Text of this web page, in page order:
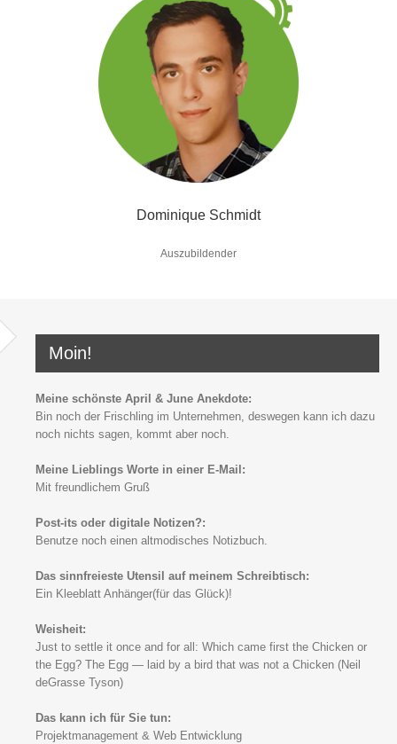
Dominique Schmidt
Auszubildender
Moin!
Meine schönste April & June Anekdote:
Bin noch der Frischling im Unternehmen, deswegen kann ich dazu
noch nichts sagen, kommt aber noch.
Meine Lieblings Worte in einer E-Mail:
Mit freundlichem Gruß
Post-its oder digitale Notizen?:
Benutze noch einen altmodisches Notizbuch.
Das sinnfreieste Utensil auf meinem Schreibtisch:
Ein Kleeblatt Anhänger(für das Glück)!
Weisheit:
Just to settle it once and for all: Which came first the Chicken or
the Egg? The Egg — laid by a bird that was not a Chicken (Neil
deGrasse Tyson)
Das kann ich für Sie tun:
Projektmanagement & Web Entwicklung